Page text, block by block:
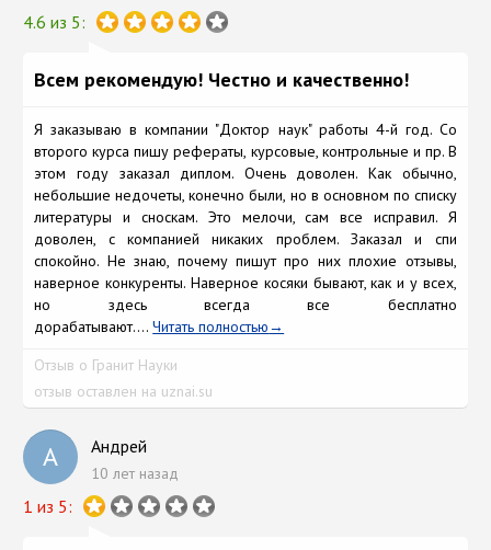
4.6 из 5:
Всем рекомендую! Честно и качественно!
Я заказываю в компании "Доктор наук" работы 4-й год. Со
второго курса пишу рефераты, курсовые, контрольные и пр. В
этом году заказал диплом. Очень доволен. Как обычно,
небольшие недочеты, конечно были, но в основном по списку
литературы и сноскам. Это мелочи, сам все исправил. Я
доволен, с компанией никаких проблем. Заказал и спи
спокойно. Не знаю, почему пишут про них плохие отзывы,
наверное конкуренты. Наверное косяки бывают, как и у всех,
но здесь всегда все бесплатно
дорабатывают....Читать полностью
Отзыв о Гранит Науки
отзыв оставлен на uznai.su
А Андрей
10 лет назад
1 из 5: